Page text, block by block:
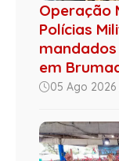
Operação
Polícias
em
05 Ago 2026